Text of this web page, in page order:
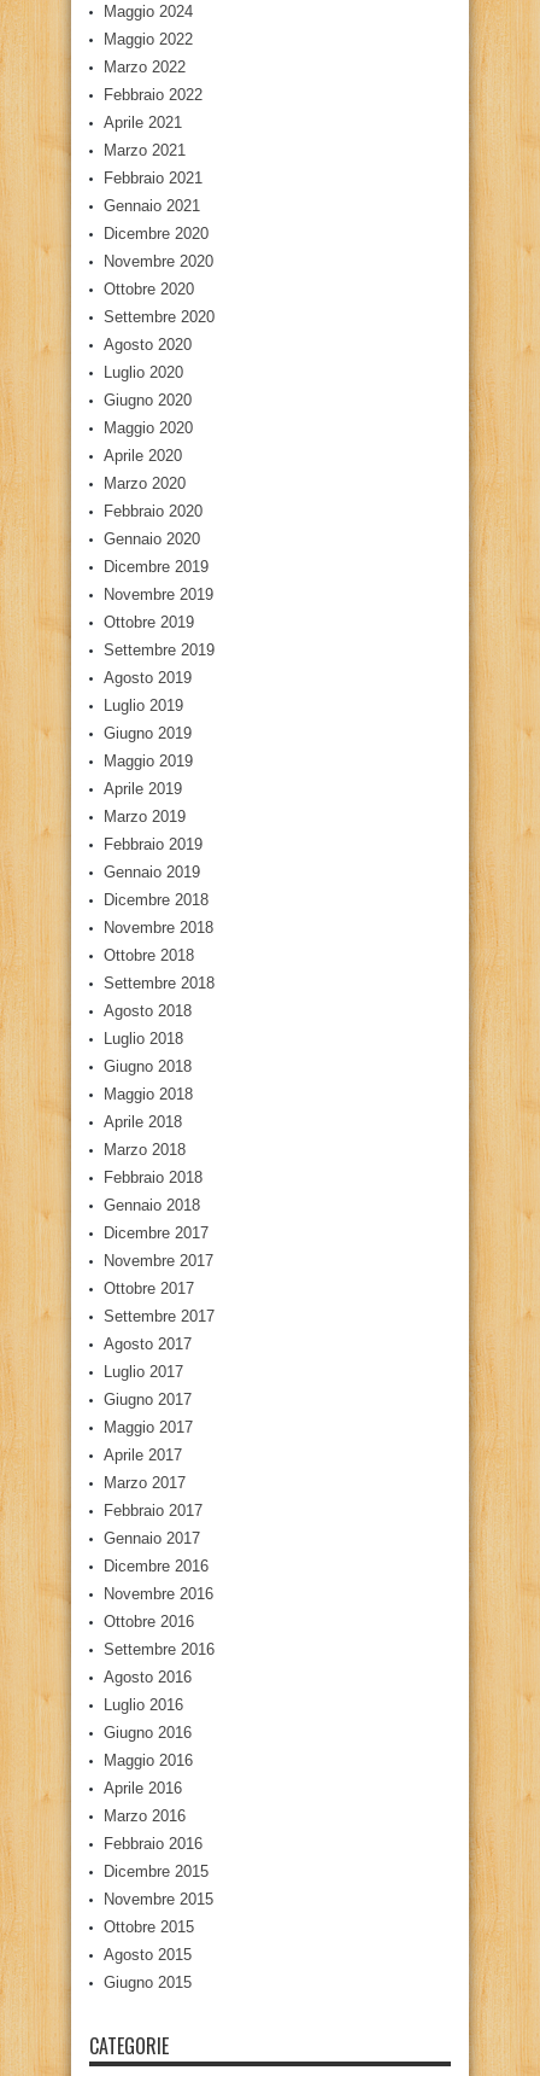
Maggio 2024
Maggio 2022
Marzo 2022
Febbraio 2022
Aprile 2021
Marzo 2021
Febbraio 2021
Gennaio 2021
Dicembre 2020
Novembre 2020
Ottobre 2020
Settembre 2020
Agosto 2020
Luglio 2020
Giugno 2020
Maggio 2020
Aprile 2020
Marzo 2020
Febbraio 2020
Gennaio 2020
Dicembre 2019
Novembre 2019
Ottobre 2019
Settembre 2019
Agosto 2019
Luglio 2019
Giugno 2019
Maggio 2019
Aprile 2019
Marzo 2019
Febbraio 2019
Gennaio 2019
Dicembre 2018
Novembre 2018
Ottobre 2018
Settembre 2018
Agosto 2018
Luglio 2018
Giugno 2018
Maggio 2018
Aprile 2018
Marzo 2018
Febbraio 2018
Gennaio 2018
Dicembre 2017
Novembre 2017
Ottobre 2017
Settembre 2017
Agosto 2017
Luglio 2017
Giugno 2017
Maggio 2017
Aprile 2017
Marzo 2017
Febbraio 2017
Gennaio 2017
Dicembre 2016
Novembre 2016
Ottobre 2016
Settembre 2016
Agosto 2016
Luglio 2016
Giugno 2016
Maggio 2016
Aprile 2016
Marzo 2016
Febbraio 2016
Dicembre 2015
Novembre 2015
Ottobre 2015
Agosto 2015
Giugno 2015
CATEGORIE